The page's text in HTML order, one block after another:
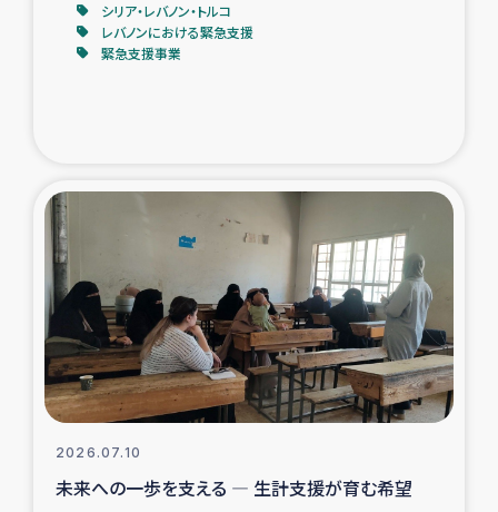
シリア・レバノン・トルコ
レバノンにおける緊急支援
緊急支援事業
2026.07.10
未来への一歩を支える ― 生計支援が育む希望